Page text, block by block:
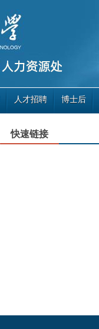
人才招聘 博士后
快速链接